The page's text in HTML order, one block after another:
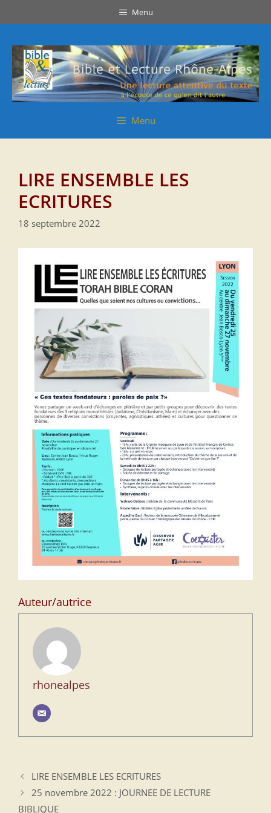
contenu
contenu
Menu
Menu
LIRE ENSEMBLE LES
ECRITURES
18 septembre 2022
Auteur/autrice
rhonealpes
LIRE ENSEMBLE LES ECRITURES
25 novembre 2022 : JOURNEE DE LECTURE
BIBLIQUE